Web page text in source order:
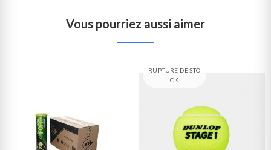
Vous pourriez aussi aimer
RUPTURE DE STO
CK